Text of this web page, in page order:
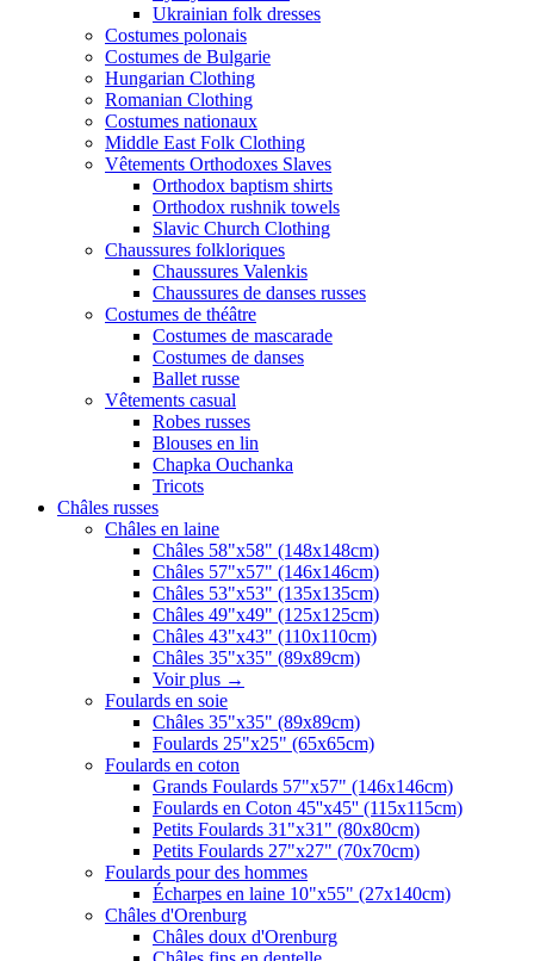
Ukrainian folk dresses
Costumes polonais
Costumes de Bulgarie
Hungarian Clothing
Romanian Clothing
Costumes nationaux
Middle East Folk Clothing
Vêtements Orthodoxes Slaves
Orthodox baptism shirts
Orthodox rushnik towels
Slavic Church Clothing
Chaussures folkloriques
Chaussures Valenkis
Chaussures de danses russes
Costumes de théâtre
Costumes de mascarade
Costumes de danses
Ballet russe
Vêtements casual
Robes russes
Blouses en lin
Chapka Ouchanka
Tricots
Châles russes
Châles en laine
Châles 58"x58" (148x148cm)
Châles 57"x57" (146x146cm)
Châles 53"x53" (135x135cm)
Châles 49"x49" (125x125cm)
Châles 43"x43" (110x110cm)
Châles 35"x35" (89x89cm)
Voir plus →
Foulards en soie
Châles 35"x35" (89x89cm)
Foulards 25"x25" (65x65cm)
Foulards en coton
Grands Foulards 57"x57" (146x146cm)
Foulards en Coton 45''x45'' (115x115cm)
Petits Foulards 31"x31" (80x80cm)
Petits Foulards 27"x27" (70x70cm)
Foulards pour des hommes
Écharpes en laine 10"x55" (27x140cm)
Châles d'Orenburg
Châles doux d'Orenburg